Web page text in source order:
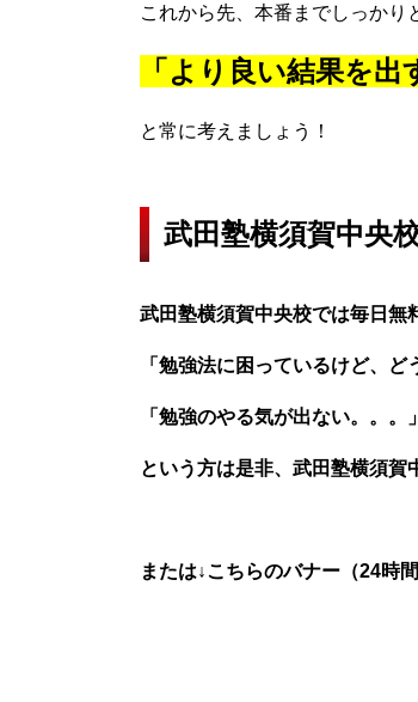
これから先、本番までしっかり
「より良い結果を
と常に考えましょう！
武田塾横須賀中央
武田塾横須賀中央校では毎日無
「勉強法に困っているけど、ど
「勉強のやる気が出ない。。。」
という方は是非、武田塾横須賀
または↓こちらのバナー（24時